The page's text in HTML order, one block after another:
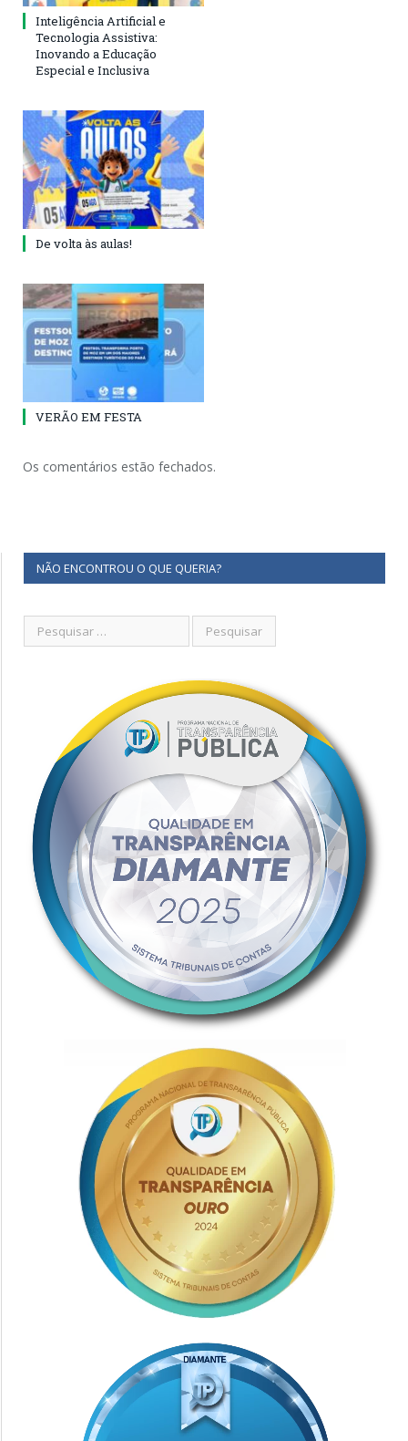
Inteligência Artificial e
Tecnologia Assistiva:
Inovando a Educação
Especial e Inclusiva
De volta às aulas!
VERÃO EM FESTA
Os comentários estão fechados.
NÃO ENCONTROU O QUE QUERIA?